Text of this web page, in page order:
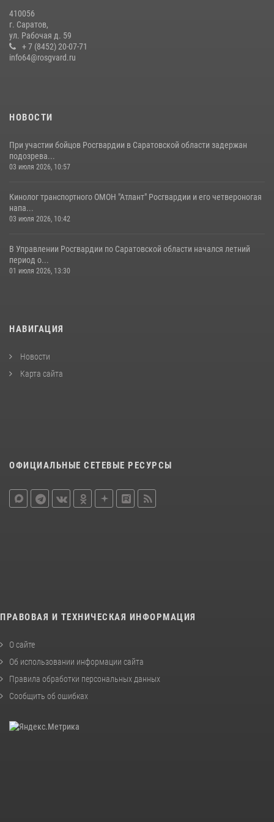
Росгвардии состоялся праздничный молебен, посвященный Дню
Крещения Руси
28 июля 2026, 13:25
05 августа 2026, 12:55
410056
г. Саратов,
ул. Рабочая д. 59
+ 7 (8452) 20-07-71
info64@rosgvard.ru
НОВОСТИ
При участии бойцов Росгвардии в Саратовской области задержан
подозрева...
03 июля 2026, 10:57
Кинолог транспортного ОМОН "Атлант" Росгвардии и его четвероногая
напа...
03 июля 2026, 10:42
В Управлении Росгвардии по Саратовской области начался летний
период о...
01 июля 2026, 13:30
НАВИГАЦИЯ
Новости
Карта сайта
ОФИЦИАЛЬНЫЕ СЕТЕВЫЕ РЕСУРСЫ
ПРАВОВАЯ И ТЕХНИЧЕСКАЯ ИНФОРМАЦИЯ
О сайте
Об использовании информации сайта
Правила обработки персональных данных
Сообщить об ошибках